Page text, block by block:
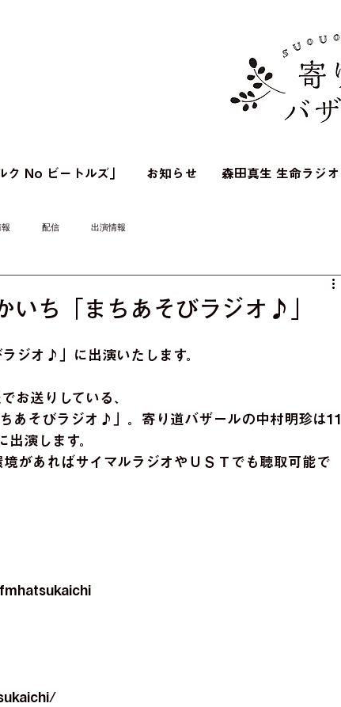
ク No ビートルズ」 お知らせ 森田真生 生命ラジオ
配信 出演情報
いち「まちあそびラジオ♪」
ジオ♪」に出演いたします。
お送りしている、
あそびラジオ♪」。寄り道バザールの中村明珍は11
演します。
があればサイマルラジオやＵＳＴでも聴取可能で